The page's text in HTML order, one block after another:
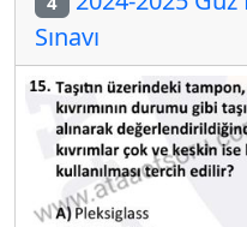
Sınavı